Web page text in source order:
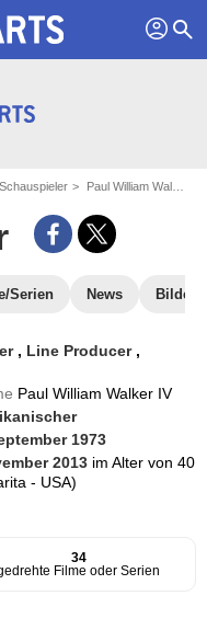
profil search
Paul William Walker IV - aka : Paul Walker
Serien News Bilder
, Line Producer ,
Paul William Walker IV
1973
2013 im Alter von 40
- USA)
34
Filme oder Serien